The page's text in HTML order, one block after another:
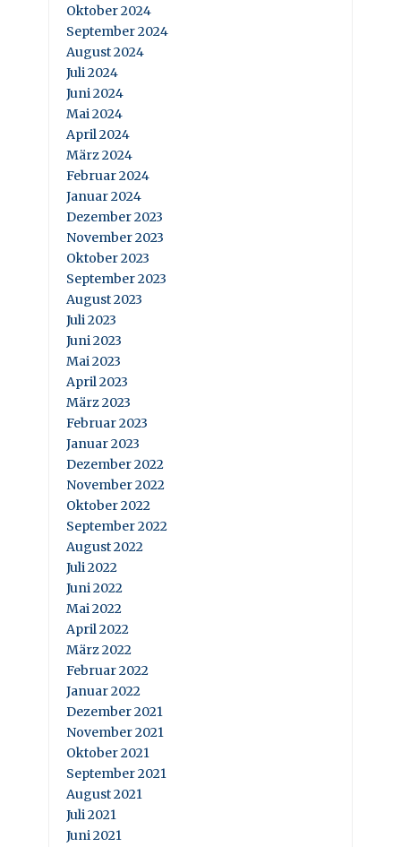
Oktober 2024
September 2024
August 2024
Juli 2024
Juni 2024
Mai 2024
April 2024
März 2024
Februar 2024
Januar 2024
Dezember 2023
November 2023
Oktober 2023
September 2023
August 2023
Juli 2023
Juni 2023
Mai 2023
April 2023
März 2023
Februar 2023
Januar 2023
Dezember 2022
November 2022
Oktober 2022
September 2022
August 2022
Juli 2022
Juni 2022
Mai 2022
April 2022
März 2022
Februar 2022
Januar 2022
Dezember 2021
November 2021
Oktober 2021
September 2021
August 2021
Juli 2021
Juni 2021